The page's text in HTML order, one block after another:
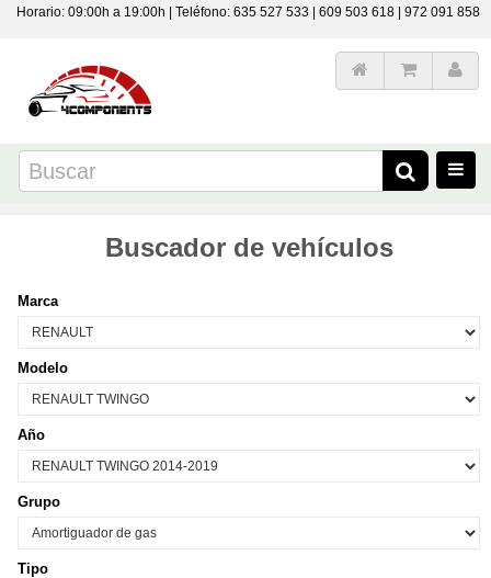
Horario: 09:00h a 19:00h | Teléfono: 635 527 533 | 609 503 618 | 972 091 858
Buscador de vehículos
Marca
Modelo
Año
Grupo
Tipo